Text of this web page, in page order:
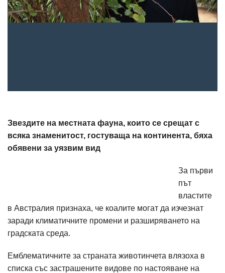
Звездите на местната фауна, които се срещат с
всяка знаменитост, гостуваща на континента, бяха
обявени за уязвим вид
За първи
път
властите
в Австралия признаха, че коалите могат да изчезнат
заради климатичните промени и разширяването на
градската среда.
Емблематичните за страната животинчета влязоха в
списка със застрашените видове по настояване на